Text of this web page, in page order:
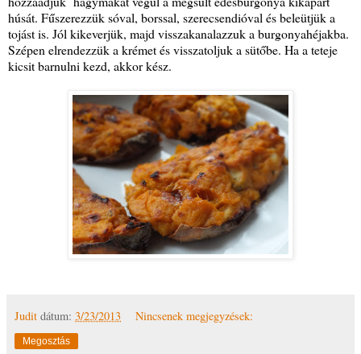
húsát. Fűszerezzük sóval, borssal, szerecsendióval és beleütjük a
tojást is. Jól kikeverjük, majd visszakanalazzuk a burgonyahéjakba.
Szépen elrendezzük a krémet és visszatoljuk a sütőbe. Ha a teteje
kicsit barnulni kezd, akkor kész.
Judit dátum: 3/23/2013 Nincsenek megjegyzések:
Megosztás